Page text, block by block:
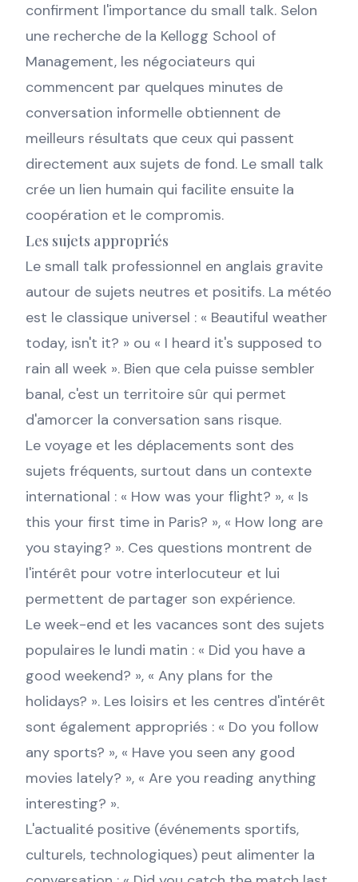
confirment l'importance du small talk. Selon
une recherche de la Kellogg School of
Management, les négociateurs qui
commencent par quelques minutes de
conversation informelle obtiennent de
meilleurs résultats que ceux qui passent
directement aux sujets de fond. Le small talk
crée un lien humain qui facilite ensuite la
coopération et le compromis.
Les sujets appropriés
Le small talk professionnel en anglais gravite
autour de sujets neutres et positifs. La météo
est le classique universel : « Beautiful weather
today, isn't it? » ou « I heard it's supposed to
rain all week ». Bien que cela puisse sembler
banal, c'est un territoire sûr qui permet
d'amorcer la conversation sans risque.
Le voyage et les déplacements sont des
sujets fréquents, surtout dans un contexte
international : « How was your flight? », « Is
this your first time in Paris? », « How long are
you staying? ». Ces questions montrent de
l'intérêt pour votre interlocuteur et lui
permettent de partager son expérience.
Le week-end et les vacances sont des sujets
populaires le lundi matin : « Did you have a
good weekend? », « Any plans for the
holidays? ». Les loisirs et les centres d'intérêt
sont également appropriés : « Do you follow
any sports? », « Have you seen any good
movies lately? », « Are you reading anything
interesting? ».
L'actualité positive (événements sportifs,
culturels, technologiques) peut alimenter la